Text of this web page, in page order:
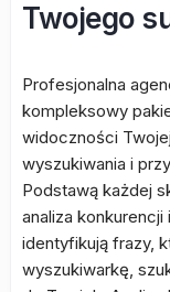
Twojego
Profesjonalna
kompleksowy
widoczności
wyszukiwania i
Podstawą każdej
analiza
identyfikują frazy,
wyszukiwarkę,